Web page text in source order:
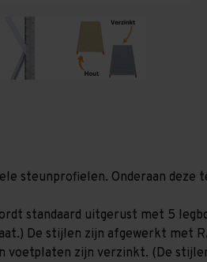
steunprofielen. Onderaan deze
standaard uitgerust met 5
De stijlen zijn afgewerkt met
voetplaten zijn verzinkt. (De